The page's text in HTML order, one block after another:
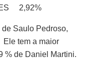
2,92%
Saulo Pedroso,
Ele tem a maior
% de Daniel Martini.